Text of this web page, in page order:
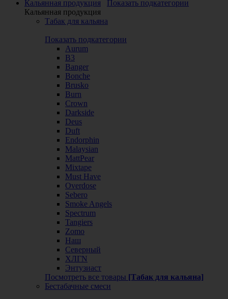
Кальянная продукция
Показать подкатегории
Кальянная продукция
Табак для кальяна
Показать подкатегории
Aurum
B3
Banger
Bonche
Brusko
Burn
Crown
Darkside
Deus
Duft
Endorphin
Malaysian
MattPear
Mixtape
Must Have
Overdose
Sebero
Smoke Angels
Spectrum
Tangiers
Zomo
Наш
Северный
ХЛГN
Энтузиаст
Посмотреть все товары [Табак для кальяна]
Бестабачные смеси